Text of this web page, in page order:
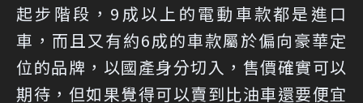
起步階段，9成以上的電動車款都是進口
車，而且又有約6成的車款屬於偏向豪華定
位的品牌，以國產身分切入，售價確實可以
期待，但如果覺得可以賣到比油車還要便宜